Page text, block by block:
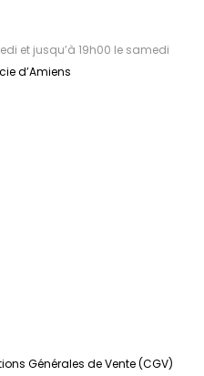
et jusqu’à 19h00 le samedi
d’Amiens
Générales de Vente (CGV)